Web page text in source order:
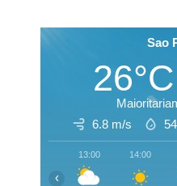
Sao
26°C
6.8 m/s
13:00 14:00
‹